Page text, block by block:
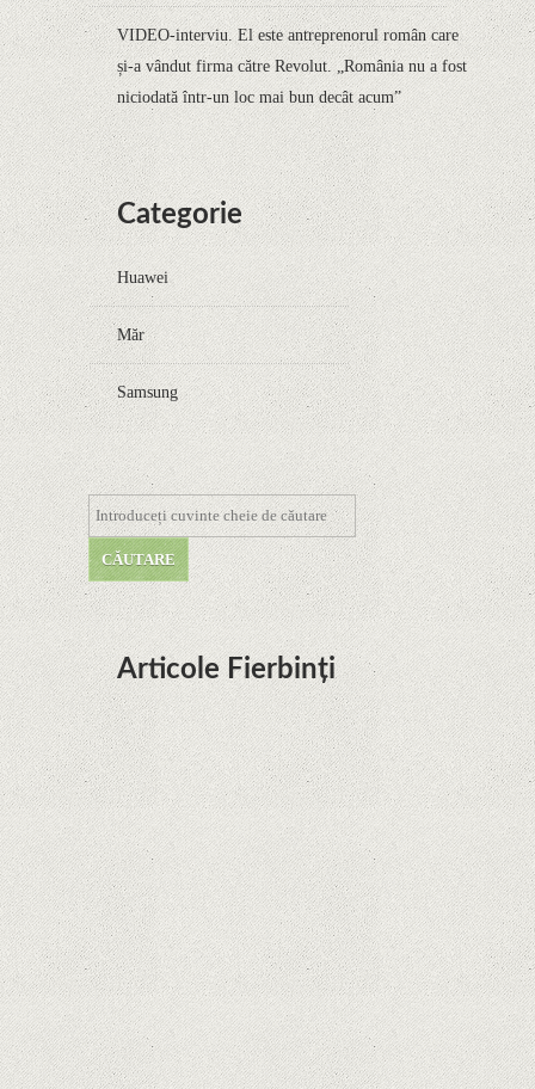
​​VIDEO-interviu. El este antreprenorul român care
și-a vândut firma către Revolut. „România nu a fost
niciodată într-un loc mai bun decât acum”
Categorie
Huawei
Măr
Samsung
Articole Fierbinți
Dota Anime venind la Netflix în această lună de
la Legenda Korra Studio Mir
Curtea Supremă reglementează în favoarea
Google în Oracle Java Fight
Zvon: aplicațiile Google nu se mai pot instala pe
terminalele Huawei cu procesoare Kirin
Huawei P50 primeşte o posibilă dată de lansare